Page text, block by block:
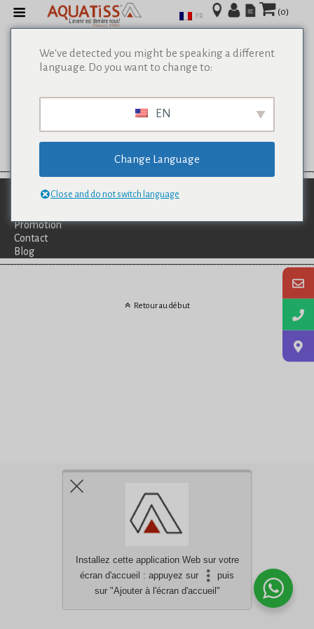
(0)
FR
We've detected you might be speaking a different
language. Do you want to change to:
EN
Change Language
Close and do not switch language
Besoin d'aide?discutez avec nous
Catalogues
Promotion
Contact
Blog
Retour au début
Installez cette application Web sur votre
écran d'accueil : appuyez sur
puis
sur "Ajouter à l'écran d'accueil"